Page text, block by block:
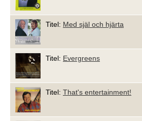
Titel: Med själ och hjärta
Titel: Evergreens
Titel: That's entertainment!